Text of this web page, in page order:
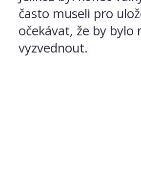
často museli pro
očekávat, že by bylo
vyzvednout.